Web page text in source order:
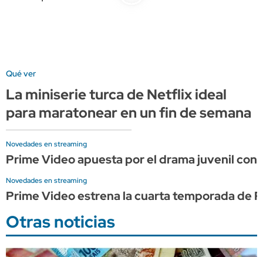
Qué ver
La miniserie turca de Netflix ideal
para maratonear en un fin de semana
Novedades en streaming
Prime Video apuesta por el drama juvenil
Novedades en streaming
Prime Video estrena la cuarta temporada de
Otras noticias